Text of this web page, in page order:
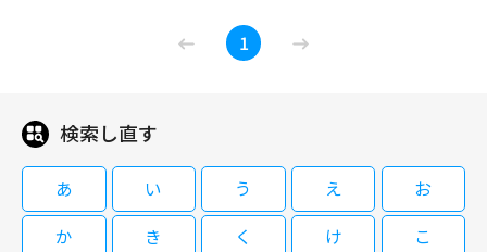
開を見せ、後の第10シリーズにもつながるエピソードが満載となってい
［字］橋田壽賀子ドラマ「渡る世間
は鬼ばかり」（第９シリーズ）第22
08/28(金)11:00～12:00
橋田壽賀子脚本による国民的人気ホームドラマ「渡る世間は鬼ばかり」の第
9シリーズ。このシリーズで物語の軸とな るのが、次女・五月（泉ピン子）
の息子・眞（えなりかずき）の結婚・就職話、五月の夫・勇（角野卓造）や
ャンダルを偽装していたことが分かる。また徳永が信頼する愛 人、鹿島は
るみ（藤森夕子）までも小野に寝返っていた。 一方、経理書類を緻密に調
妻殺害を認める遺書を残して自殺。被疑者死亡で事件は解決したかに思われ
温泉仲居 小泉あつ子の事件帳
08/27(木)14:30～16:40
主演・菊川怜で贈るミステリードラマ。小泉あつ子と母親のれい子は流しの
仲居。今は伊豆の旅館で働いている。ある日、女将の律子が失踪する騒動が
発生。失踪後、崖上から律子の時計と血痕がついた石が発見されると、何者
かに石で頭を殴られ、崖下へ突き落とされた可能性が強まる。その後、律子
1
検索し直す
あ い う え
お
か
き く け
こ